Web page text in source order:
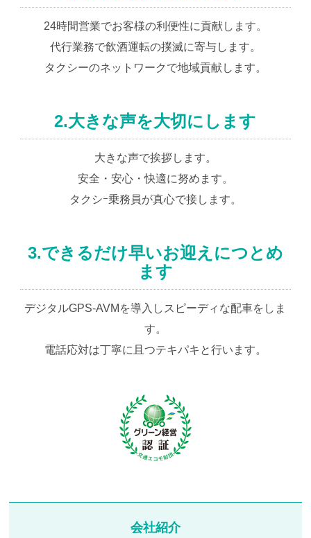
24時間営業でお客様の利便性に貢献します。
代行業務で飲酒運転の撲滅に寄与します。
タクシーのネットワークで地域貢献します。
2.大きな声を大切にします
大きな声で挨拶します。
安全・安心・快適に努めます。
タクシｰ乗務員が真心で接します。
3.できるだけ早いお迎えにつとめ
ます
デジタルGPS-AVMを導入しスピーディな配車をしま
す。
電話応対は丁寧に且つテキパキと行います。
会社紹介